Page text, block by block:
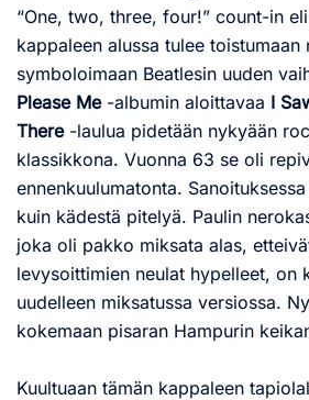
“One, two, three, four!” count-in
kappaleen alussa tulee toistumaan
symboloimaan Beatlesin uuden
Please Me-albumin aloittavaa I
There-laulua pidetään nykyään
klassikkona. Vuonna 63 se oli
ennenkuulumatonta.
kuin kädestä pitelyä. Paulin
joka oli pakko miksata alas,
levysoittimien neulat hypelleet, on
uudelleen miksatussa versiossa.
kokemaan pisaran Hampurin
Kuultuaan tämän kappaleen